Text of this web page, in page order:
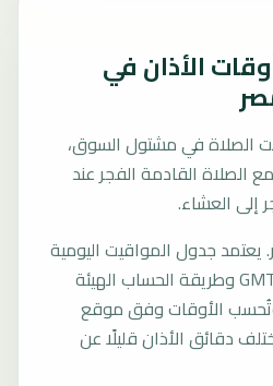
الأذان في
الصلاة في مشتول السوق،
الصلاة القادمة الفجر عند
جدول المواقيت اليومية
هنا على التوقيت المحلي GMT+2 وطريقة الحساب الهيئة
الأوقات وفق موقع
دقائق الأذان قليلًا عن